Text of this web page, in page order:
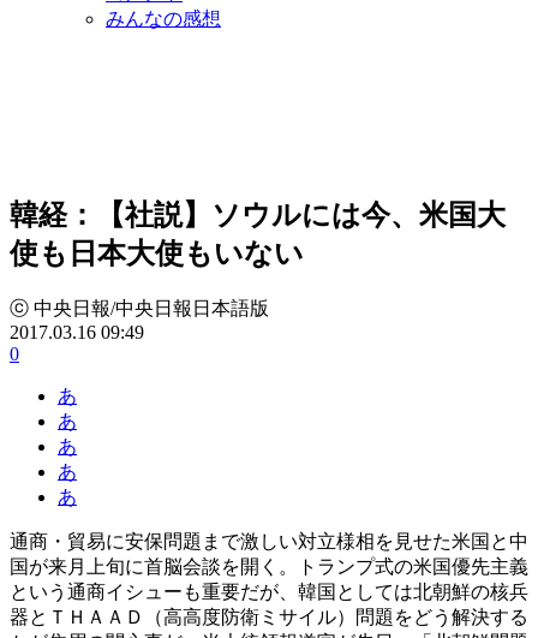
みんなの感想
韓経：【社説】ソウルには今、米国大
使も日本大使もいない
ⓒ 中央日報/中央日報日本語版
2017.03.16 09:49
0
あ
あ
あ
あ
あ
通商・貿易に安保問題まで激しい対立様相を見せた米国と中
国が来月上旬に首脳会談を開く。トランプ式の米国優先主義
という通商イシューも重要だが、韓国としては北朝鮮の核兵
器とＴＨＡＡＤ（高高度防衛ミサイル）問題をどう解決する